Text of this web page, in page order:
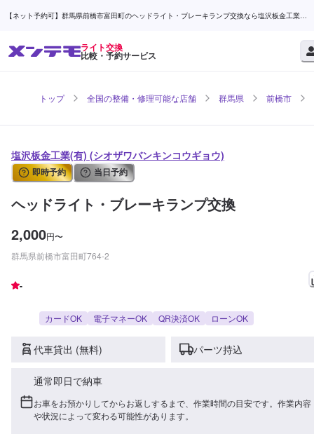
【ネット予約可】群馬県前橋市富田町のヘッドライト・ブレーキランプ交換なら塩沢板金工業
ライト交換
比較・予約サービス
トップ 全国の整備・修理可能な店舗 群馬県 前橋市
塩沢板金工業(有) (シオザワバンキンコウギョウ)
即時予約 当日予約
ヘッドライト・ブレーキランプ交換
2,000円〜
群馬県前橋市富田町764-2
-
カードOK 電子マネーOK QR決済OK ローンOK
代車貸出 (無料) パーツ持込
通常即日で納車
お車をお預かりしてからお返しするまで、作業時間の目安です。作業内容
や状況によって変わる可能性があります。